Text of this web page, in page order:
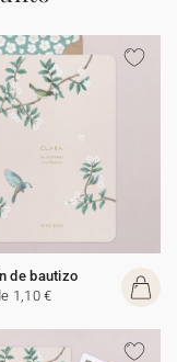
de bautizo
1,10 €